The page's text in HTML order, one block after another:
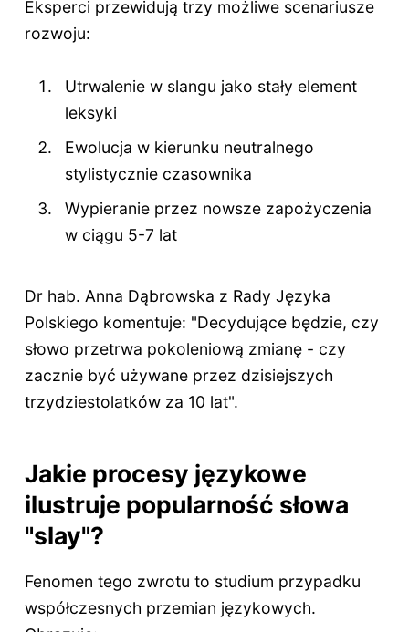
Eksperci przewidują trzy możliwe scenariusze
rozwoju:
Utrwalenie w slangu jako stały element
leksyki
Ewolucja w kierunku neutralnego
stylistycznie czasownika
Wypieranie przez nowsze zapożyczenia
w ciągu 5-7 lat
Dr hab. Anna Dąbrowska z Rady Języka
Polskiego komentuje: "Decydujące będzie, czy
słowo przetrwa pokoleniową zmianę - czy
zacznie być używane przez dzisiejszych
trzydziestolatków za 10 lat".
Jakie procesy językowe
ilustruje popularność słowa
"slay"?
Fenomen tego zwrotu to studium przypadku
współczesnych przemian językowych.